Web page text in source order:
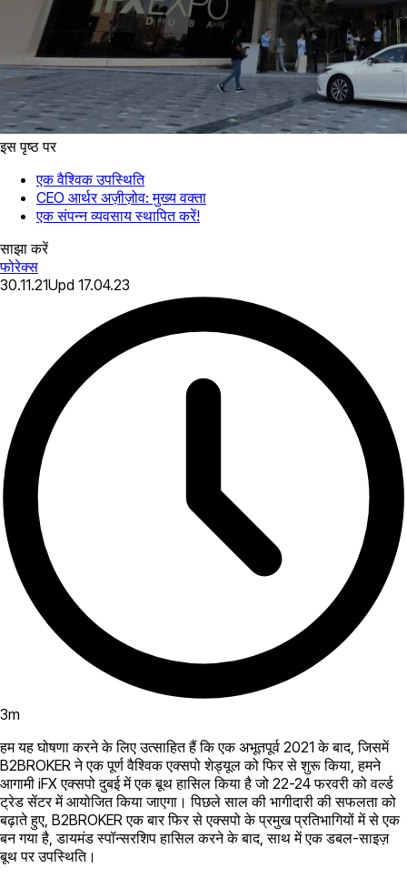
इस पृष्ठ पर
एक वैश्विक उपस्थिति
CEO आर्थर अज़ीज़ोव: मुख्य वक्ता
एक संपन्न व्यवसाय स्थापित करें!
साझा करें
फोरेक्स
30.11.21Upd 17.04.23
3m
हम यह घोषणा करने के लिए उत्साहित हैं कि एक अभूतपूर्व 2021 के बाद, जिसमें
B2BROKER ने एक पूर्ण वैश्विक एक्सपो शेड्यूल को फिर से शुरू किया, हमने
आगामी iFX एक्सपो दुबई में एक बूथ हासिल किया है जो 22-24 फरवरी को वर्ल्ड
ट्रेड सेंटर में आयोजित किया जाएगा। पिछले साल की भागीदारी की सफलता को
बढ़ाते हुए, B2BROKER एक बार फिर से एक्सपो के प्रमुख प्रतिभागियों में से एक
बन गया है, डायमंड स्पॉन्सरशिप हासिल करने के बाद, साथ में एक डबल-साइज़
बूथ पर उपस्थिति।